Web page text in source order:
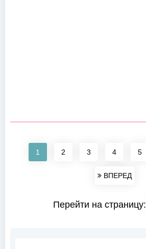
1 2 3 4 5
ВПЕРЕД
Перейти на страницу: